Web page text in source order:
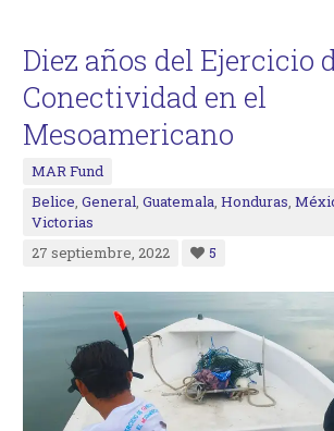
Diez años del Ejercicio
Conectividad en el
Mesoamericano
MAR Fund
Belice,General,Guatemala,Honduras,
Victorias
27 septiembre, 2022
5